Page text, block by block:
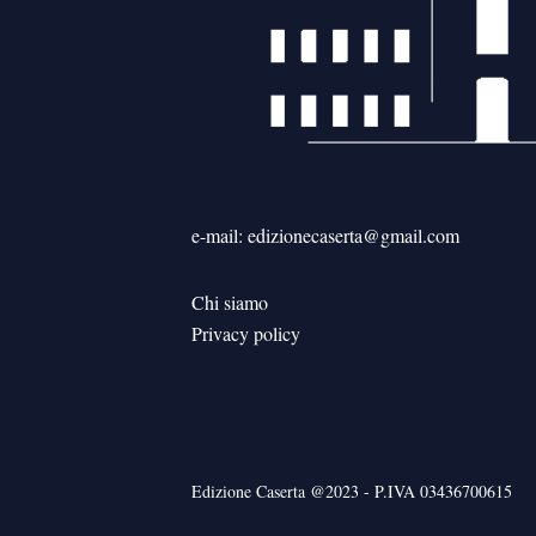
e-mail: edizionecaserta@gmail.com
Chi siamo
Privacy policy
Edizione Caserta @2023 - P.IVA 03436700615